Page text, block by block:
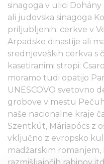
sinagoga v ulici
ali judovska sinagoga
priljubljenih: cerkve v
Arpadske dinastije ali
srednjeveških cerkva s
kasetiranimi stropi:
moramo tudi opatijo
UNESCOVO svetovno
grobove v mestu
naše nacionalne kraje
Szentkút, Máriapócs z
vključno z evropsko
madžarskim